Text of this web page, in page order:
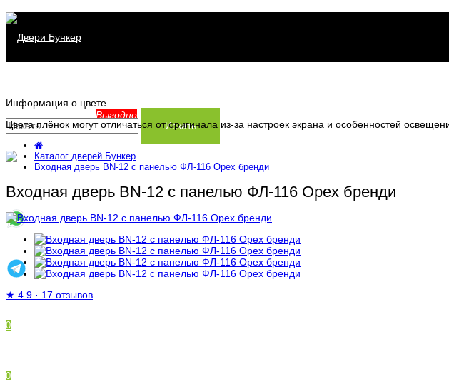
Серия Хит
Серия Термо
Выгодно
Сервис
Заказать замер
Доставка и установка
Гарантия
Информация
Производство
Контакты
Искать
0
0
Информация о цвете
Цвета плёнок могут отличаться от оригинала из-за настроек экрана и особенностей
Каталог дверей Бункер
Входная дверь BN-12 с панелью ФЛ-116 Орех бренди
Входная дверь BN-12 с панелью ФЛ-116 Орех бренди
★ 4.9 · 17 отзывов